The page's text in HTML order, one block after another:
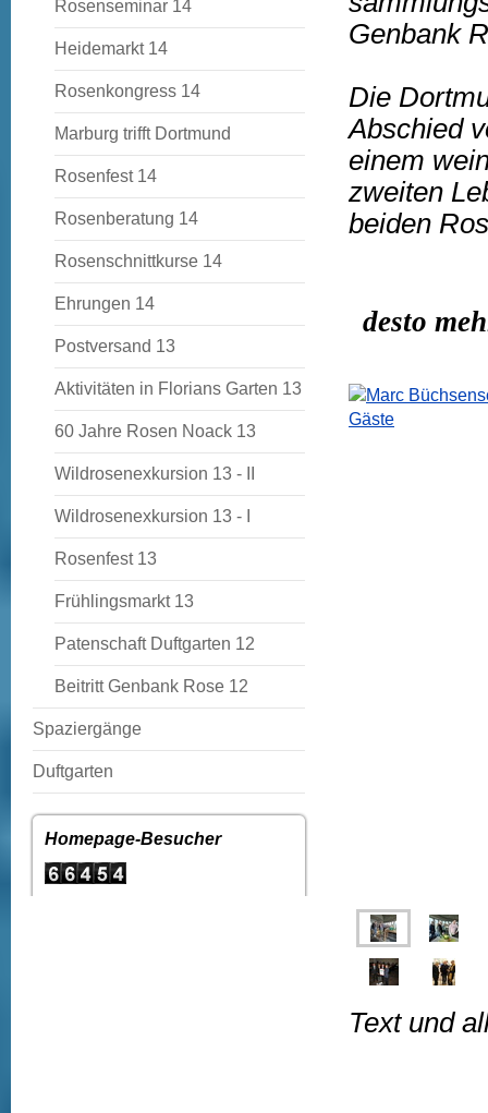
Rosenseminar 14
Heidemarkt 14
Rosenkongress 14
Marburg trifft Dortmund
Rosenfest 14
Rosenberatung 14
Rosenschnittkurse 14
Ehrungen 14
Postversand 13
Aktivitäten in Florians Garten 13
60 Jahre Rosen Noack 13
Wildrosenexkursion 13 - II
Wildrosenexkursion 13 - I
Rosenfest 13
Frühlingsmarkt 13
Patenschaft Duftgarten 12
Beitritt Genbank Rose 12
Spaziergänge
Duftgarten
Homepage-Besucher
Genbank
Die
Abschied
einem
zweiten
beiden
desto
Text und